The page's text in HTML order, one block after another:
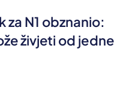
N1 obznanio:
živjeti od jedne